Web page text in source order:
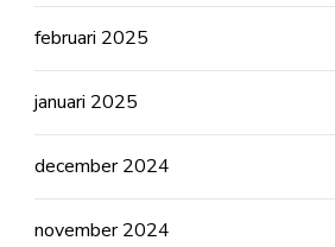
februari 2025
januari 2025
december 2024
november 2024